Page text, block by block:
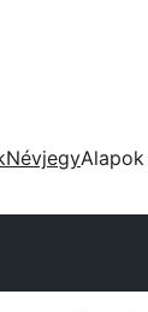
NévjegyAlapok